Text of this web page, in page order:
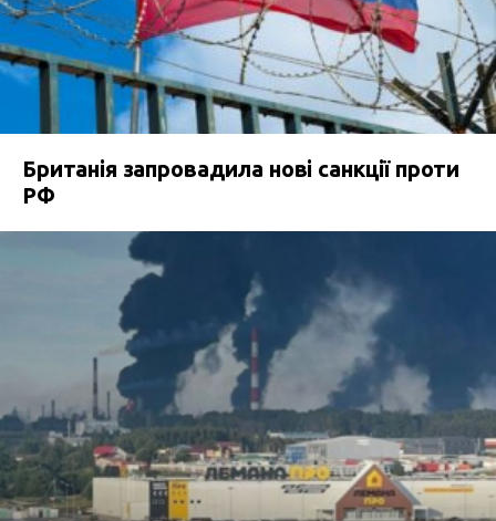
Британія запровадила нові санкції проти
РФ